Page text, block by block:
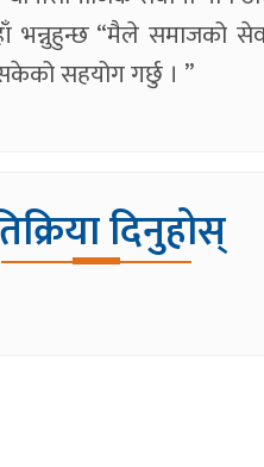
“मैले समाजको
सहयोग गर्छु । ”
दिनुहोस्